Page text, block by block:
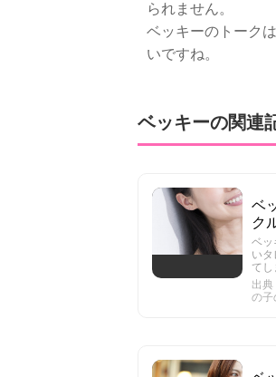
られません。
ベッキーのトーク
いですね。
ベッキーの関連
ベ
ク
ベッ
い
てし
出
の子